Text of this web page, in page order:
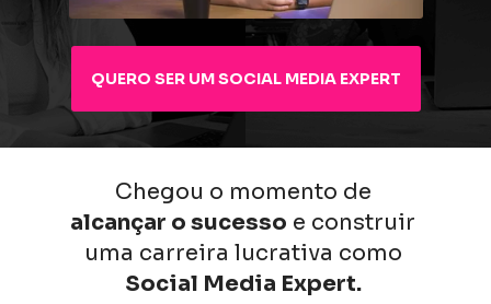
QUERO SER UM SOCIAL MEDIA EXPERT
alcançar o sucesso e construir
Social Media Expert.